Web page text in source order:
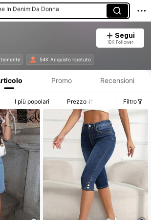
Dimensioni
Da Donna
Segui
18K Follower
54K Acquisto ripetuto
Promo Recensioni
I più popolari Prezzo Filtro